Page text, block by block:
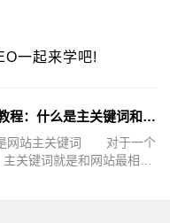
一起来学吧!
SEO基础教程：什么是主关键词和长尾关键词
网站主关键词 对于一个
主关键词就是和网站最相关